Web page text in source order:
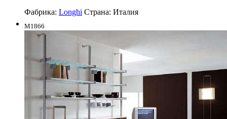
Фабрика: Longhi Страна: Италия
M1866